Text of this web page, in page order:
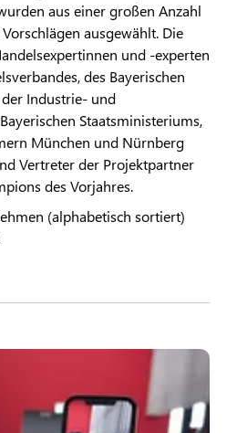
aus einer großen Anzahl
ausgewählt. Die
und -experten
des Bayerischen
Industrie- und
Staatsministeriums,
München und Nürnberg
Vertreter der Projektpartner
des Vorjahres.
(alphabetisch sortiert)